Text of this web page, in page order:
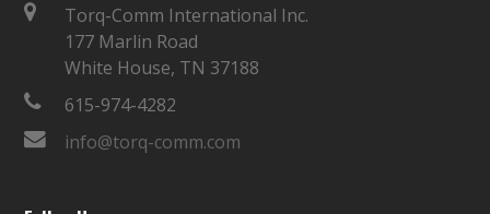
Torq-Comm International Inc.
177 Marlin Road
White House, TN 37188
615-974-4282
info@torq-comm.com